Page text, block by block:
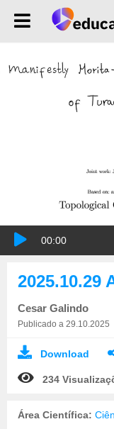
00:00
Cesar Galindo
Publicado a 29.10.2025
Download
234
Área Científica: